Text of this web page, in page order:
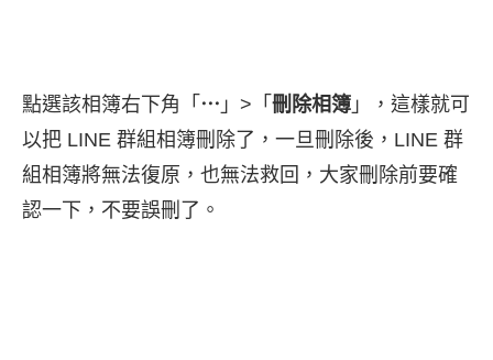
點選該相簿右下角「 ⋯ 」>「 刪除相簿 」，這樣就可
以把 LINE 群組相簿刪除了，一旦刪除後，LINE 群
組相簿將無法復原，也無法救回，大家刪除前要確
認一下，不要誤刪了。